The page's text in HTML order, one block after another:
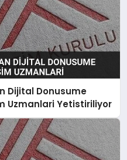
Dijital Donusume
Uzmanlari Yetistiriliyor